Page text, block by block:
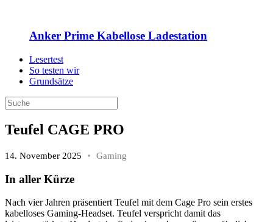
Anker Prime Kabellose Ladestation
Lesertest
So testen wir
Grundsätze
Teufel CAGE PRO
14. November 2025 Gaming
In aller Kürze
Nach vier Jahren präsentiert Teufel mit dem Cage Pro sein erstes
kabelloses Gaming-Headset. Teufel verspricht damit das